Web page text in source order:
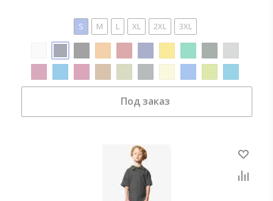
S M L XL 2XL 3XL
Под заказ